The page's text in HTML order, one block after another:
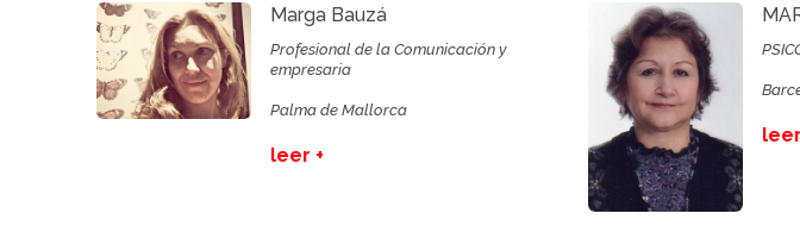
Marga Bauzá
Profesional de la Comunicación y
empresaria
Palma de Mallorca
leer +